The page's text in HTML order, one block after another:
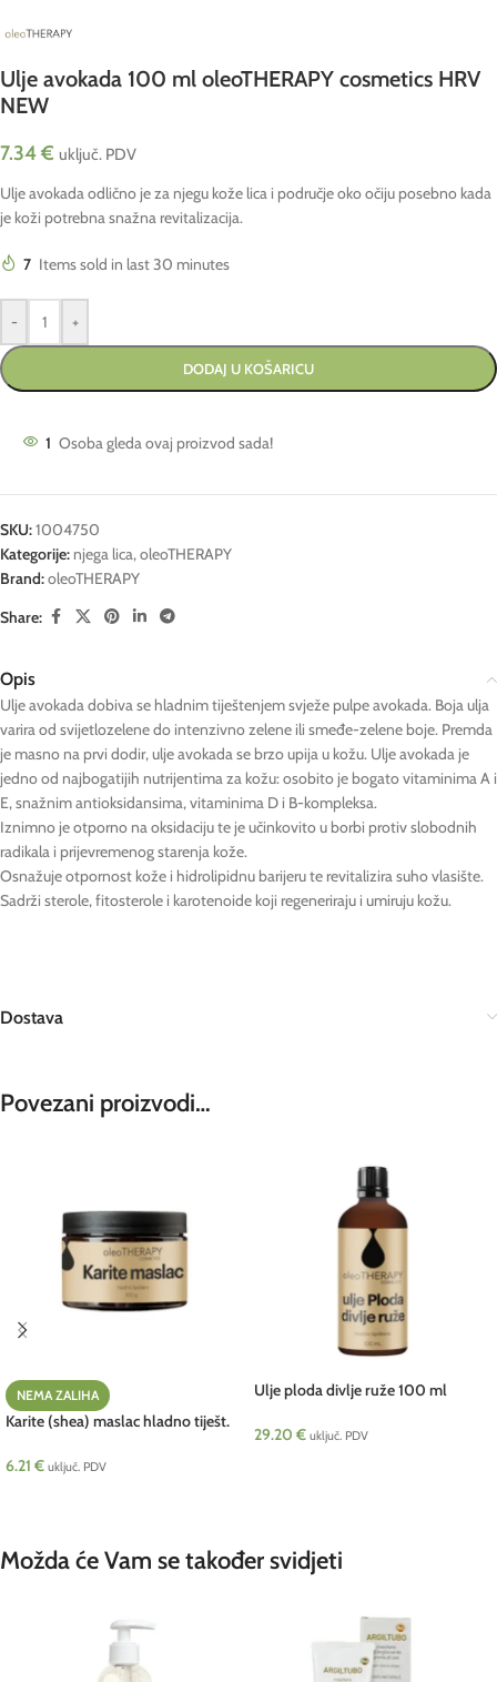
Ulje avokada 100 ml oleoTHERAPY cosmetics HRV
NEW
7.34€ uključ. PDV
Ulje avokada odlično je za njegu kože lica i područje oko očiju posebno kada
je koži potrebna snažna revitalizacija.
7 Items sold in last 30 minutes
- +
DODAJ U KOŠARICU
1 Osoba gleda ovaj proizvod sada!
SKU:1004750
Kategorije: njega lica,oleoTHERAPY
Brand:oleoTHERAPY
Share:
Opis
Ulje avokada dobiva se hladnim tiještenjem svježe pulpe avokada. Boja ulja
varira od svijetlozelene do intenzivno zelene ili smeđe-zelene boje. Premda
je masno na prvi dodir, ulje avokada se brzo upija u kožu. Ulje avokada je
jedno od najbogatijih nutrijentima za kožu: osobito je bogato vitaminima A i
E, snažnim antioksidansima, vitaminima D i B-kompleksa.
Iznimno je otporno na oksidaciju te je učinkovito u borbi protiv slobodnih
radikala i prijevremenog starenja kože.
Osnažuje otpornost kože i hidrolipidnu barijeru te revitalizira suho vlasište.
Sadrži sterole, fitosterole i karotenoide koji regeneriraju i umiruju kožu.
Dostava
Povezani proizvodi…
NEMA ZALIHA
Karite (shea) maslac hladno tiješt.
6.21 € uključ. PDV
Ulje ploda divlje ruže 100 ml
29.20 € uključ. PDV
Možda će Vam se također svidjeti